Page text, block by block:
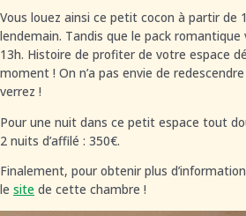
Vous louez ainsi ce petit cocon à partir de
lendemain. Tandis que le pack romantique
13h. Histoire de profiter de votre espace
moment ! On n’a pas envie de
verrez !
Pour une nuit dans ce petit espace tout
2 nuits d’affilé : 350€.
Finalement, pour obtenir plus
le site de cette chambre !